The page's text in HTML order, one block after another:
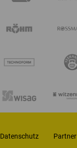
Datenschutz Partner